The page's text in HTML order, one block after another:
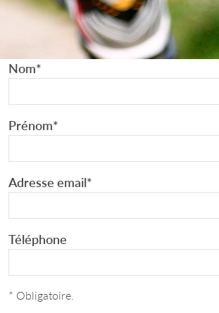
Nom*
Prénom*
Adresse email*
Téléphone
* Obligatoire.